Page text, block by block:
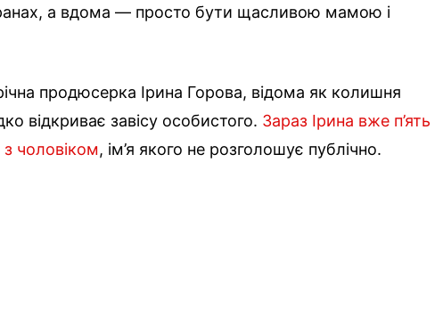
а вдома — просто бути щасливою мамою і
продюсерка Ірина Горова, відома як колишня
відкриває завісу особистого. Зараз Ірина вже п’ять
з чоловіком, ім’я якого не розголошує публічно.